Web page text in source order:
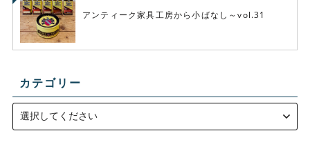
アンティーク家具工房から小ばなし～vol.31
カテゴリー